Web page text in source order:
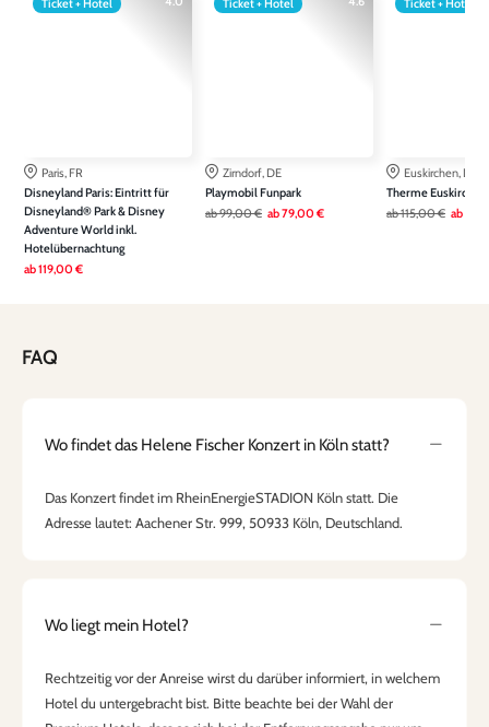
Ticket + Hotel
Paris, FR
Disneyland Paris: Eintritt für
Disneyland® Park & Disney
Adventure World inkl.
Hotelübernachtung
ab119,00 €
Ticket + Hotel
Zirndorf, DE
Playmobil Funpark
ab99,00 € ab79,00 €
Ticket + Hotel
Euskirchen, DE
Therme Euskirchen
ab115,00 € ab
FAQ
Wo findet das Helene Fischer Konzert in Köln statt?
Das Konzert findet im RheinEnergieSTADION Köln statt. Die
Adresse lautet: Aachener Str. 999, 50933 Köln, Deutschland.
Wo liegt mein Hotel?
Rechtzeitig vor der Anreise wirst du darüber informiert, in welchem
Hotel du untergebracht bist. Bitte beachte bei der Wahl der